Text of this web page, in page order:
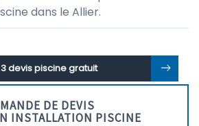
dans le Allier.
devis piscine gratuit
DE DEVIS
INSTALLATION PISCINE